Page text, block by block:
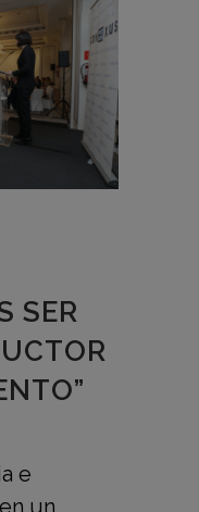
SER
e
un